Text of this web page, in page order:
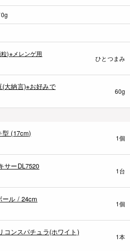
)※メレンゲ用
ひとつまみ
(大納言)※お好みで
60g
型 (17cm)
1個
サーDL7520
1台
ール / 24cm
1個
コンスパチュラ(ホワイト)
1本